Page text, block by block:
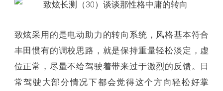
致炫采用的是电动助力的转向系统，风格基本符合
丰田惯有的调校思路，就是保持重量轻松淡定，虚
位正常，尽量不给驾驶着带来过于激烈的反馈。日
常驾驶大部分情况下都会觉得这个方向轻松好掌